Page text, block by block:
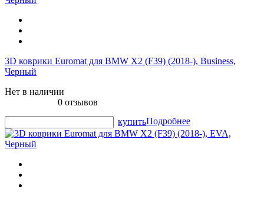
3D коврики Euromat для BMW X2 (F39) (2018-), Business,
Черный
Нет в наличии
0 отзывов
купитьПодробнее